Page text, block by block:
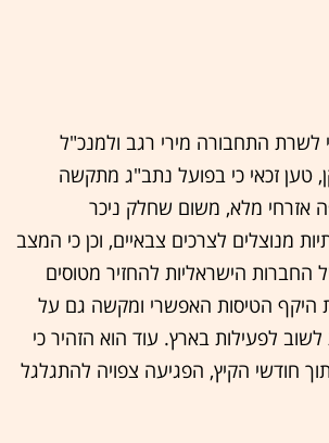
התחבורה מירי רגב ולמנכ"ל
טען זכאי כי בפועל נתב"ג מתקשה
אזרחי מלא, משום שחלק ניכר
מנוצלים לצרכים צבאיים, וכן כי המצב
החברות הישראליות להחזיר מטוסים
היקף הטיסות האפשרי ומקשה גם על
לפעילות בארץ. עוד הוא הזהיר כי
חודשי הקיץ, הפגיעה צפויה להתגלגל